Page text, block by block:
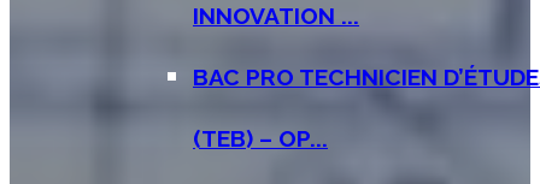
INNOVATION ...
BAC PRO TECHNICIEN
(TEB) – OP...